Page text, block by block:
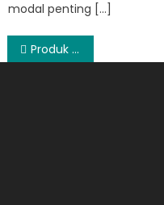
modal penting […]
Post
Produk Perawatan Ibu Hamil Dari Zwitsal